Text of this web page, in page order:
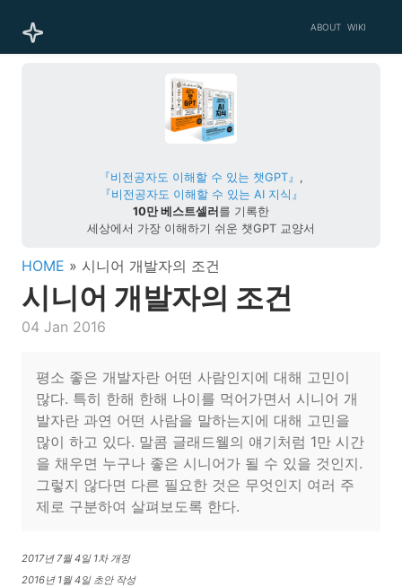
ABOUT WIKI
『비전공자도 이해할 수 있는 챗GPT』 ,
『비전공자도 이해할 수 있는 AI 지식』
10만 베스트셀러 를 기록한
세상에서 가장 이해하기 쉬운 챗GPT 교양서
HOME » 시니어 개발자의 조건
시니어 개발자의 조건
04 Jan 2016
평소 좋은 개발자란 어떤 사람인지에 대해 고민이
많다. 특히 한해 한해 나이를 먹어가면서 시니어 개
발자란 과연 어떤 사람을 말하는지에 대해 고민을
많이 하고 있다. 말콤 글래드웰의 얘기처럼 1만 시간
을 채우면 누구나 좋은 시니어가 될 수 있을 것인지.
그렇지 않다면 다른 필요한 것은 무엇인지 여러 주
제로 구분하여 살펴보도록 한다.
2017년 7월 4일 1차 개정
2016년 1월 4일 초안 작성